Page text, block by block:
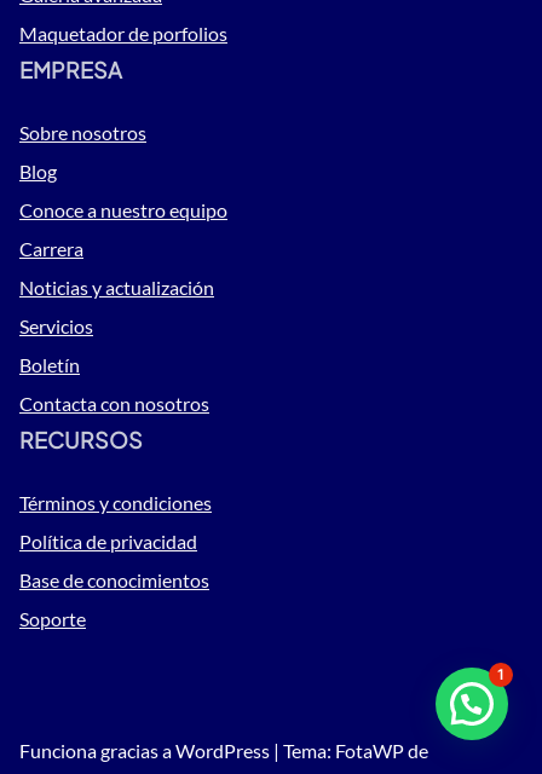
Maquetador de porfolios
EMPRESA
Sobre nosotros
Blog
Conoce a nuestro equipo
Carrera
Noticias y actualización
Servicios
Boletín
Contacta con nosotros
RECURSOS
Términos y condiciones
Política de privacidad
Base de conocimientos
Soporte
Funciona gracias a WordPress | Tema: FotaWP de
1